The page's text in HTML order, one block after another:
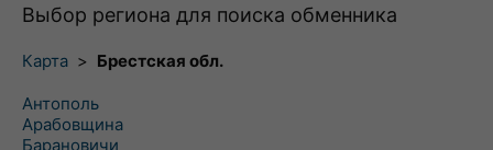
Выбор региона для поиска обменника
Карта > Брестская обл.
Антополь
Арабовщина
Барановичи